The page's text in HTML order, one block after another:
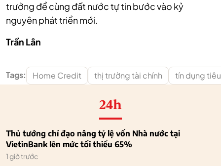
trưởng để cùng đất nước tự tin bước vào kỷ
nguyên phát triển mới.
Trần Lân
Tags: Home Credit thị trường tài chính tín dụng
24h
Thủ tướng chỉ đạo nâng tỷ lệ vốn Nhà nước tại
VietinBank lên mức tối thiểu 65%
1 giờ trước